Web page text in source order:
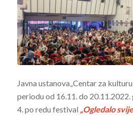
Javna ustanova„Centar za
periodu od 16.11. do
4. po redu festival „Ogledalo